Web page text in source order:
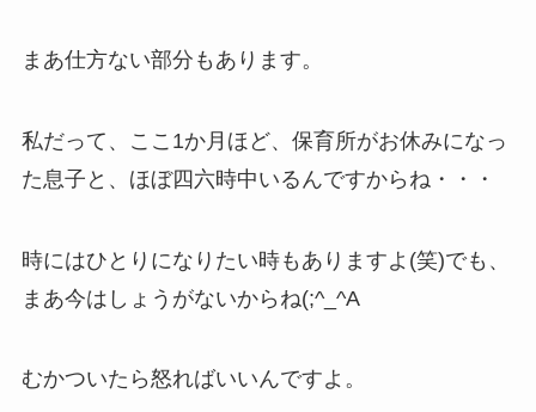
まあ仕方ない部分もあります。
私だって、ここ1か月ほど、保育所がお休みになっ
た息子と、ほぼ四六時中いるんですからね・・・
時にはひとりになりたい時もありますよ(笑)でも、
まあ今はしょうがないからね(;^_^A
むかついたら怒ればいいんですよ。